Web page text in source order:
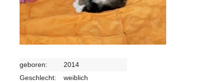
geboren:
2014
Geschlecht:
weiblich